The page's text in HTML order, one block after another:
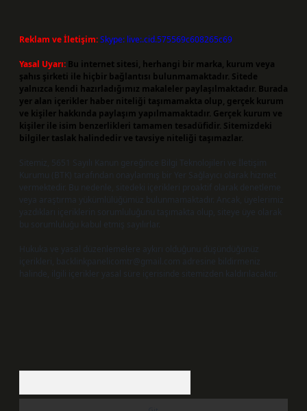
Reklam ve İletişim:Skype: live:.cid.575569c608265c69
Yasal Uyarı: Bu internet sitesi, herhangi bir marka, kurum veya
şahıs şirketi ile hiçbir bağlantısı bulunmamaktadır. Sitede
yalnızca kendi hazırladığımız makaleler paylaşılmaktadır. Burada
yer alan içerikler haber niteliği taşımamakta olup, gerçek kurum
ve kişiler hakkında paylaşım yapılmamaktadır. Gerçek kurum ve
kişiler ile isim benzerlikleri tamamen tesadüfidir. Sitemizdeki
bilgiler taslak halindedir ve tavsiye niteliği taşımazlar.
Sitemiz, 5651 Sayılı Kanun gereğince Bilgi Teknolojileri ve İletişim
Kurumu (BTK) tarafından onaylanmış bir Yer Sağlayıcı olarak hizmet
vermektedir. Bu nedenle, sitedeki içerikleri proaktif olarak denetleme
veya araştırma yükümlülüğümüz bulunmamaktadır. Ancak, üyelerimiz
yazdıkları içeriklerin sorumluluğunu taşımakta olup, siteye üye olarak
bu sorumluluğu kabul etmiş sayılırlar.
Hukuka ve yasal düzenlemelere aykırı olduğunu düşündüğünüz
içerikleri, backlinkpanelicomtr@gmail.com adresine bildirmeniz
halinde, ilgili içerikler yasal süre içerisinde sitemizden kaldırılacaktır.